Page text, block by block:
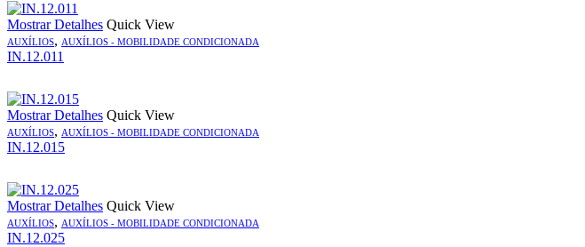
Mostrar Detalhes Quick View
AUXÍLIOS, AUXÍLIOS - MOBILIDADE CONDICIONADA
IN.12.011
Mostrar Detalhes Quick View
AUXÍLIOS, AUXÍLIOS - MOBILIDADE CONDICIONADA
IN.12.015
Mostrar Detalhes Quick View
AUXÍLIOS, AUXÍLIOS - MOBILIDADE CONDICIONADA
IN.12.025